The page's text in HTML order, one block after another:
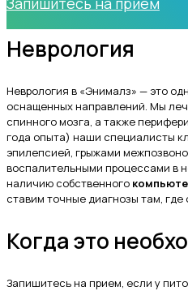
Неврология
Неврология в «Энималз» — это
оснащенных направлений. Мы
спинного мозга, а также
года опыта) наши специалисты
эпилепсией, грыжами
воспалительными процессами в
наличию собственного
ставим точные диагнозы там,
Когда это
Запишитесь на прием, если у